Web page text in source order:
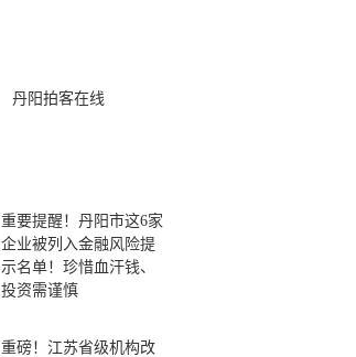
丹阳拍客在线
重要提醒！丹阳市这6家
企业被列入金融风险提
示名单！珍惜血汗钱、
投资需谨慎
重磅！江苏省级机构改